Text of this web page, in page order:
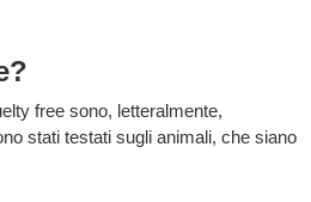
free sono, letteralmente,
stati testati sugli animali, che siano